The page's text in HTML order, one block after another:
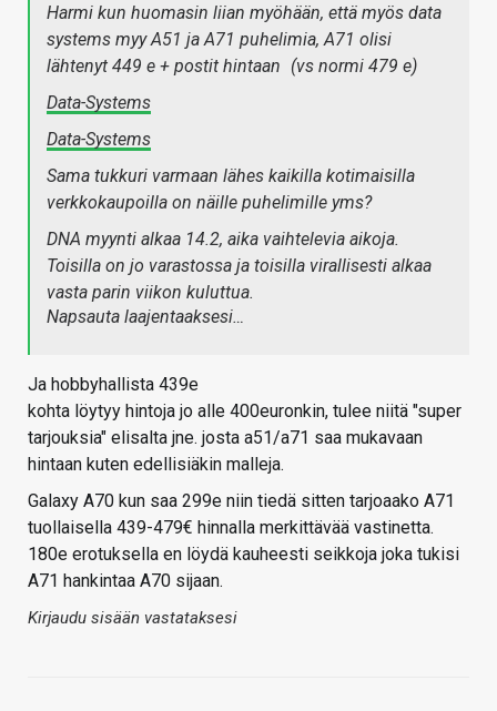
Harmi kun huomasin liian myöhään, että myös data
systems myy A51 ja A71 puhelimia, A71 olisi
lähtenyt 449 e + postit hintaan (vs normi 479 e)
Data-Systems
Data-Systems
Sama tukkuri varmaan lähes kaikilla kotimaisilla
verkkokaupoilla on näille puhelimille yms?
DNA myynti alkaa 14.2, aika vaihtelevia aikoja.
Toisilla on jo varastossa ja toisilla virallisesti alkaa
vasta parin viikon kuluttua.
Napsauta laajentaaksesi…
Ja hobbyhallista 439e
kohta löytyy hintoja jo alle 400euronkin, tulee niitä "super
tarjouksia" elisalta jne. josta a51/a71 saa mukavaan
hintaan kuten edellisiäkin malleja.
Galaxy A70 kun saa 299e niin tiedä sitten tarjoaako A71
tuollaisella 439-479€ hinnalla merkittävää vastinetta.
180e erotuksella en löydä kauheesti seikkoja joka tukisi
A71 hankintaa A70 sijaan.
Kirjaudu sisään vastataksesi